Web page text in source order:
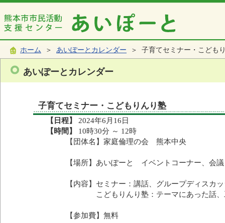
ホーム ＞ あいぽーとカレンダー ＞ 子育てセミナー・こども
あいぽーとカレンダー
子育てセミナー・こどもりんり塾
【日程】
2024年6月16日
【時間】
10時30分 ～ 12時
【団体名】家庭倫理の会 熊本中央
【場所】あいぽーと イベントコーナー、会
【内容】 セミナー：講話、グループディスカ
こどもりんり塾：テーマにあった話、工
【参加費】無料